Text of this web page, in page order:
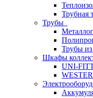
Трубная
Трубы
Трубы
Шкафы
UNI-
WESTER